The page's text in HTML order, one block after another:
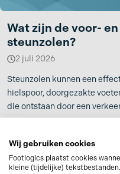
Wat zijn de voor-
steunzolen?
2 juli 2026
Steunzolen kunnen een
hielspoor, doorgezakte
die ontstaan door een
Wij gebruiken cookies
Footlogics plaatst cookies
kleine (tijdelijke)